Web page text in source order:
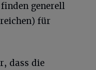
generell
für
dass die